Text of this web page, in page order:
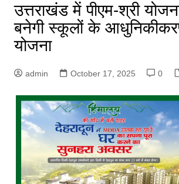
उत्तराखंड में पीएम-श्री
बनेगी स्कूलों के
योजना
admin October 17, 2025 0